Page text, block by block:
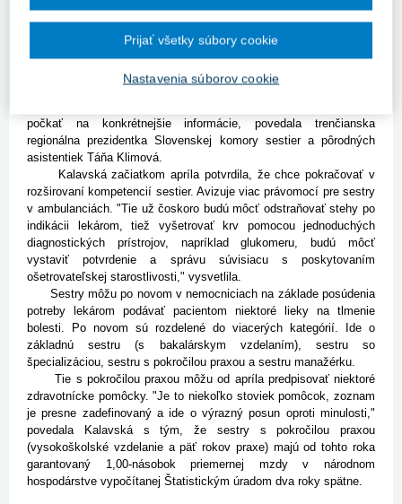
platov by mali byť podľa nej pripravené do konca tohto roka.
"Do úvahy sme brali plošne sestry všetkých nemocníc aj
poskytovateľov ambulantnej zdravotnej starostlivosti, nielen sestry
v štátnych zariadeniach," povedala Kalavská. Nevedela ešte
povedať, koľko to štát bude stáť.
počkať na konkrétnejšie informácie, povedala trenčianska
regionálna prezidentka Slovenskej komory sestier a pôrodných
asistentiek Táňa Klimová.
Kalavská začiatkom apríla potvrdila, že chce pokračovať v
rozširovaní kompetencií sestier. Avizuje viac právomocí pre sestry
v ambulanciách. "Tie už čoskoro budú môcť odstraňovať stehy po
indikácii lekárom, tiež vyšetrovať krv pomocou jednoduchých
diagnostických prístrojov, napríklad glukomeru, budú môcť
vystaviť potvrdenie a správu súvisiacu s poskytovaním
ošetrovateľskej starostlivosti," vysvetlila.
Sestry môžu po novom v nemocniciach na základe posúdenia
potreby lekárom podávať pacientom niektoré lieky na tlmenie
bolesti. Po novom sú rozdelené do viacerých kategórií. Ide o
základnú sestru (s bakalárskym vzdelaním), sestru so
špecializáciou, sestru s pokročilou praxou a sestru manažérku.
Tie s pokročilou praxou môžu od apríla predpisovať niektoré
zdravotnícke pomôcky. "Je to niekoľko stoviek pomôcok, zoznam
je presne zadefinovaný a ide o výrazný posun oproti minulosti,"
povedala Kalavská s tým, že sestry s pokročilou praxou
(vysokoškolské vzdelanie a päť rokov praxe) majú od tohto roka
garantovaný 1,00-násobok priemernej mzdy v národnom
hospodárstve vypočítanej Štatistickým úradom dva roky spätne.
Nastavenia súborov cookie
Prijať všetky súbory cookie